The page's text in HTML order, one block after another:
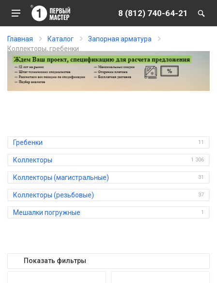
8 (812) 740-64-21
Главная Каталог
Запорная арматура
Коллекторы, гребенки
Коллекторы, гребенки
Гребенки 11
Коллекторы 1 306
Коллекторы (магистральные) 31
Коллекторы (резьбовые) 37
Мешалки погружные 1
Показать фильтры